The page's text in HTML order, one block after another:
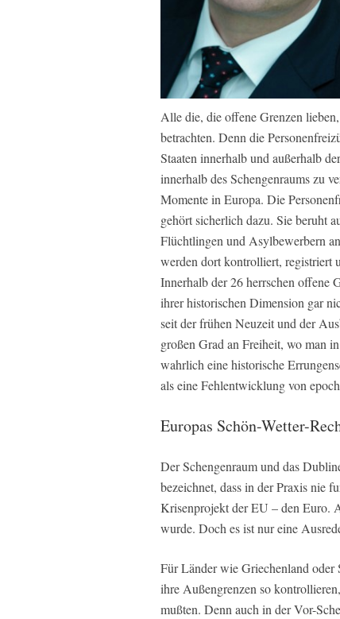
Alle die, die offene Grenzen
betrachten. Denn die
Staaten innerhalb und außerhalb
innerhalb des Schengenraums zu
Momente in Europa. Die
gehört sicherlich dazu. Sie beruht
Flüchtlingen und Asylbewerbern
werden dort kontrolliert,
Innerhalb der 26 herrschen offene
ihrer historischen Dimension gar
seit der frühen Neuzeit und der
großen Grad an Freiheit, wo man
wahrlich eine historische
als eine Fehlentwicklung von
Europas Schön-Wetter-
Der Schengenraum und das
bezeichnet, dass in der Praxis nie
Krisenprojekt der EU – den Euro.
wurde. Doch es ist nur eine
Für Länder wie Griechenland oder
ihre Außengrenzen so
mußten. Denn auch in der Vor-